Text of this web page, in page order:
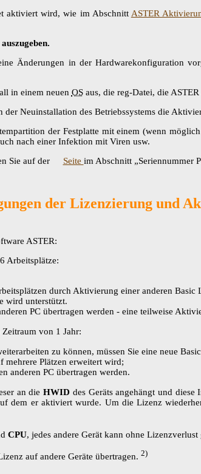
aktiviert wird, wie im Abschnitt ASTER
Änderungen in der Hardwarekonfiguration
in einem neuen OSaus, die reg-Datei, die
der Neuinstallation des Betriebssystems die
der Festplatte mit einem (wenn
nach einer Infektion mit Viren usw.
Sie auf der
Seite im Abschnitt „Seriennummer
der Lizenzierung und
ASTER:
Arbeitsplätze:
durch Aktivierung einer anderen Basic
wird unterstützt.
PC übertragen werden - eine teilweise
von 1 Jahr:
zu können, müssen Sie eine neue
mehrere Plätzen erweitert wird​​​​​​​;
anderen PC übertragen werden.
an dieHWID des Geräts angehängt und
dem er aktiviert wurde. Um die Lizenz
CPU, jedes andere Gerät kann ohne Lizenzverlust
auf andere Geräte übertragen​​​​​​​​​​​​​​. 2)